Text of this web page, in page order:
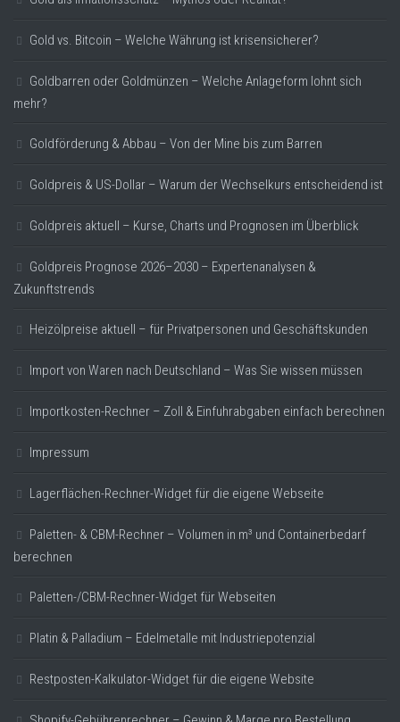
Gold vs. Bitcoin – Welche Währung ist krisensicherer?
Goldbarren oder Goldmünzen – Welche Anlageform lohnt sich
mehr?
Goldförderung & Abbau – Von der Mine bis zum Barren
Goldpreis & US-Dollar – Warum der Wechselkurs entscheidend ist
Goldpreis aktuell – Kurse, Charts und Prognosen im Überblick
Goldpreis Prognose 2026–2030 – Expertenanalysen &
Zukunftstrends
Heizölpreise aktuell – für Privatpersonen und Geschäftskunden
Import von Waren nach Deutschland – Was Sie wissen müssen
Importkosten-Rechner – Zoll & Einfuhrabgaben einfach berechnen
Impressum
Lagerflächen-Rechner-Widget für die eigene Webseite
Paletten- & CBM-Rechner – Volumen in m³ und Containerbedarf
berechnen
Paletten-/CBM-Rechner-Widget für Webseiten
Platin & Palladium – Edelmetalle mit Industriepotenzial
Restposten-Kalkulator-Widget für die eigene Website